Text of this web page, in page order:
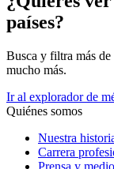
países?
Busca y filtra más
mucho más.
Ir al explorador de
Quiénes somos
Nuestra
Carrera
Prensa y